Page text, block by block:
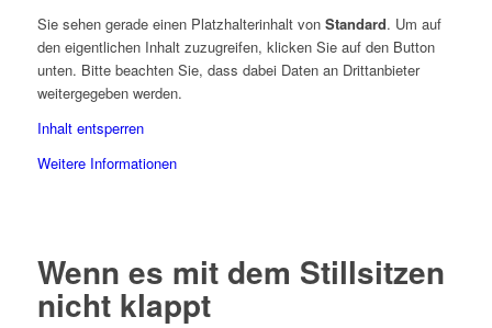
Sie sehen gerade einen Platzhalterinhalt von Standard. Um auf
den eigentlichen Inhalt zuzugreifen, klicken Sie auf den Button
unten. Bitte beachten Sie, dass dabei Daten an Drittanbieter
weitergegeben werden.
Inhalt entsperren
Weitere Informationen
Wenn es mit dem Stillsitzen
nicht klappt